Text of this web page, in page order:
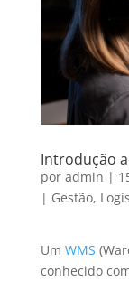
Introdução
por admin |
| Gestão,
Um WMS
conhecido